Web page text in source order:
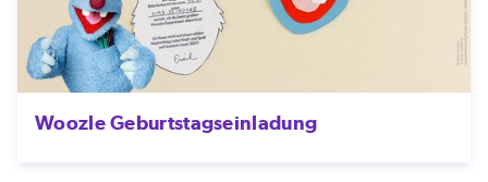
Woozle Geburtstagseinladung